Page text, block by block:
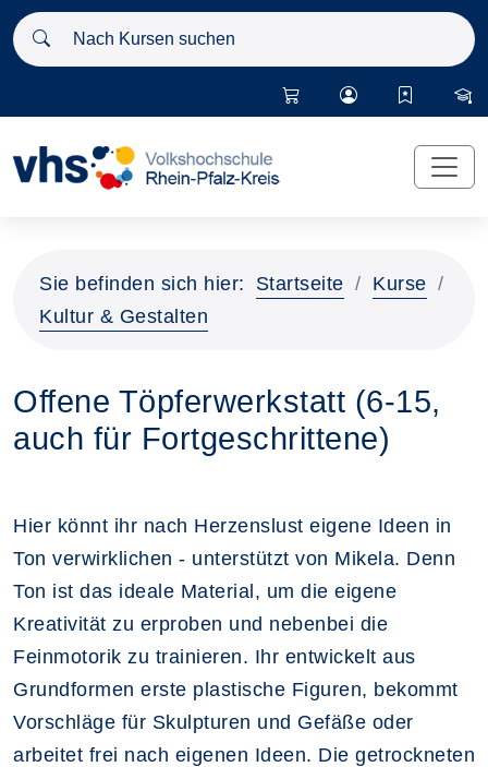
Nach Kursen suchen
Sie befinden sich hier: Startseite
Kurse
Kultur & Gestalten
Offene Töpferwerkstatt (6-15,
auch für Fortgeschrittene)
Hier könnt ihr nach Herzenslust eigene Ideen in
Ton verwirklichen - unterstützt von Mikela. Denn
Ton ist das ideale Material, um die eigene
Kreativität zu erproben und nebenbei die
Feinmotorik zu trainieren. Ihr entwickelt aus
Grundformen erste plastische Figuren, bekommt
Vorschläge für Skulpturen und Gefäße oder
arbeitet frei nach eigenen Ideen. Die getrockneten